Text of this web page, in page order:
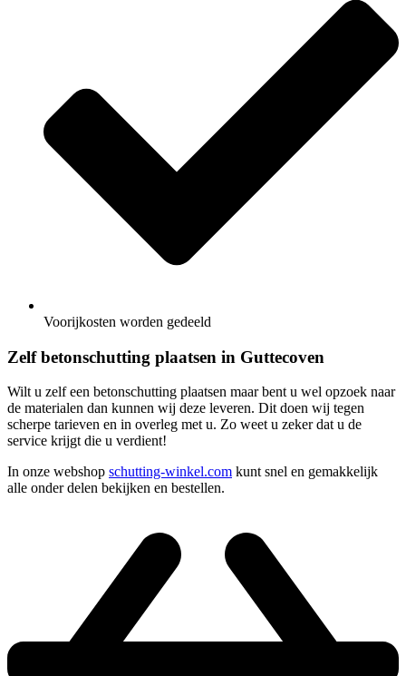
Voorijkosten worden gedeeld
Zelf betonschutting plaatsen in Guttecoven
Wilt u zelf een betonschutting plaatsen maar bent u wel opzoek naar
de materialen dan kunnen wij deze leveren. Dit doen wij tegen
scherpe tarieven en in overleg met u. Zo weet u zeker dat u de
service krijgt die u verdient!
In onze webshop schutting-winkel.com kunt snel en gemakkelijk
alle onder delen bekijken en bestellen.